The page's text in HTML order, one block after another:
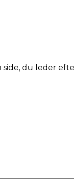
side, du leder